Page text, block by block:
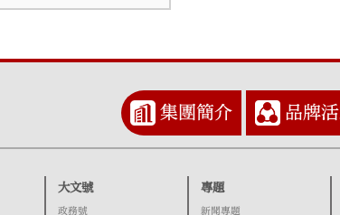
集團簡介 品牌
大文號
政務號
專題
新聞專題